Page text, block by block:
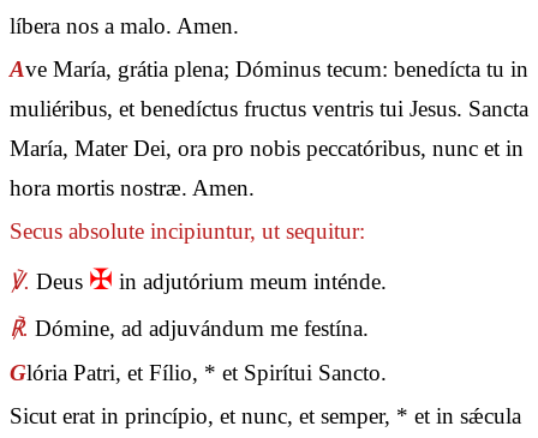
líbera nos a malo. Amen.
Ave María, grátia plena; Dóminus tecum: benedícta tu in
muliéribus, et benedíctus fructus ventris tui Jesus. Sancta
María, Mater Dei, ora pro nobis peccatóribus, nunc et in
hora mortis nostræ. Amen.
Secus absolute incipiuntur, ut sequitur:
℣. Deus ✠ in adjutórium meum inténde.
℟. Dómine, ad adjuvándum me festína.
Glória Patri, et Fílio, * et Spirítui Sancto.
Sicut erat in princípio, et nunc, et semper, * et in sǽcula